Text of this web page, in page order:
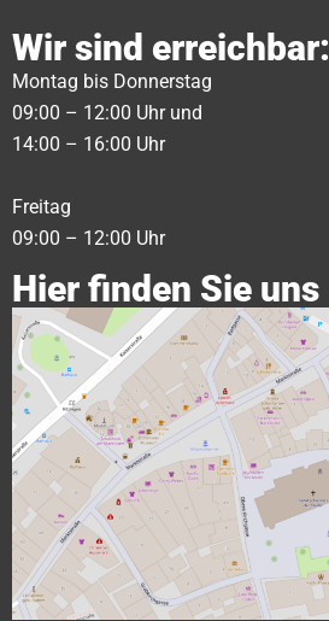
Wir sind erreichbar:
Montag bis Donnerstag
09:00 – 12:00 Uhr und
14:00 – 16:00 Uhr
Freitag
09:00 – 12:00 Uhr
Hier finden Sie uns